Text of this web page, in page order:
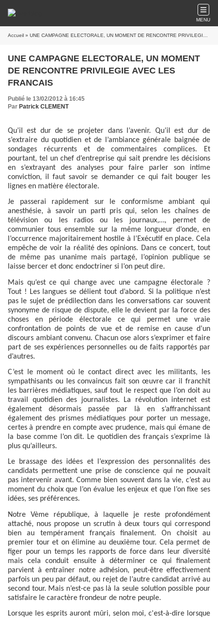
MENU
Accueil » UNE CAMPAGNE ELECTORALE, UN MOMENT DE RENCONTRE PRIVILEGIE AVEC LES FRANCAIS
UNE CAMPAGNE ELECTORALE, UN MOMENT
DE RENCONTRE PRIVILEGIE AVEC LES
FRANCAIS
Publié le 13/02/2012 à 16:45
Par Patrick CLEMENT
Qu’il est dur de se projeter dans l’avenir. Qu’il est dur de
s’extraire du quotidien et de l’ambiance générale baignée de
sondages récurrents et de commentaires complices. Et
pourtant, tel un chef d’entreprise qui sait prendre les décisions
en s’extrayant des analyses pour faire parler son intime
conviction, il faut savoir se demander ce qui fait bouger les
lignes en matière électorale.
Je passerai rapidement sur le conformisme ambiant qui
anesthésie, à savoir un parti pris qui, selon les chaînes de
télévision ou les radios ou les journaux,…, permet de
communier tous ensemble sur la même longueur d’onde, en
l’occurrence majoritairement hostile à l’Exécutif en place. Cela
empêche de voir la réalité des opinions. Dans ce concert, tout
de même pas unanime mais partagé, l’opinion publique se
laisse bercer et donc endoctriner si l’on peut dire.
Mais qu’est ce qui change avec une campagne électorale ?
Tout ! Les langues se délient tout d’abord. Si la politique n’est
pas le sujet de prédilection dans les conversations car souvent
synonyme de risque de dispute, elle le devient par la force des
choses en période électorale ce qui permet une vraie
confrontation de points de vue et de remise en cause d’un
discours ambiant convenu. Chacun ose alors s’exprimer et faire
part de ses expériences personnelles ou de faits rapportés par
d’autres.
C’est le moment où le contact direct avec les militants, les
sympathisants ou les convaincus fait son œuvre car il franchit
les barrières médiatiques, sauf tout le respect que l’on doit au
travail quotidien des journalistes. La révolution internet est
également désormais passée par là en s’affranchissant
également des prismes médiatiques pour porter un message,
certes à prendre en compte avec prudence, mais qui émane de
la base comme l’on dit. Le quotidien des français s’exprime là
plus qu’ailleurs.
Le brassage des idées et l’expression des personnalités des
candidats permettent une prise de conscience qui ne pouvait
pas intervenir avant. Comme bien souvent dans la vie, c’est au
moment du choix que l’on évalue les enjeux et que l’on fixe ses
idées, ses préférences.
Notre Vème république, à laquelle je reste profondément
attaché, nous propose un scrutin à deux tours qui correspond
bien au tempérament français finalement. On choisit au
premier tour et on élimine au deuxième tour. Cela permet de
figer pour un temps les rapports de force dans leur diversité
mais cela conduit ensuite à déterminer ce qui finalement
parvient à entraîner notre adhésion, peut-être effectivement
parfois un peu par défaut, ou rejet de l’autre candidat arrivé au
second tour. Mais n’est-ce pas là la seule solution possible pour
satisfaire le caractère frondeur de notre peuple.
Lorsque les esprits auront mûri, selon moi, c'est-à-dire lorsque